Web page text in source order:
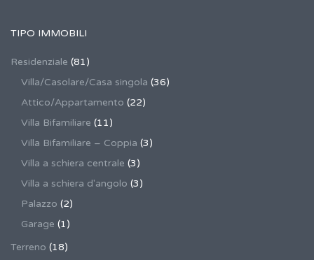
TIPO IMMOBILI
Residenziale (81)
Villa/Casolare/Casa singola (36)
Attico/Appartamento (22)
Villa Bifamiliare (11)
Villa Bifamiliare – Coppia (3)
Villa a schiera centrale (3)
Villa a schiera d'angolo (3)
Palazzo (2)
Garage (1)
Terreno (18)